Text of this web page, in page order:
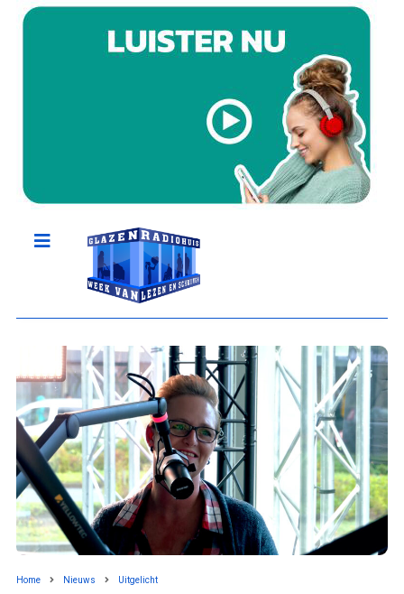
Home Nieuws Uitgelicht